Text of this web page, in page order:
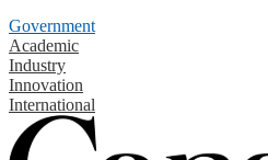
Government
Academic
Industry
Innovation
International